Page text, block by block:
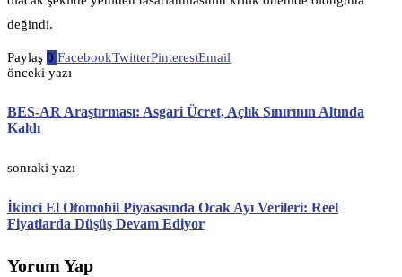
değindi.
Paylaş 0 FacebookTwitterPinterestEmail
önceki yazı
BES-AR Araştırması: Asgari Ücret, Açlık Sınırının Altında
Kaldı
sonraki yazı
İkinci El Otomobil Piyasasında Ocak Ayı Verileri: Reel
Fiyatlarda Düşüş Devam Ediyor
Yorum Yap